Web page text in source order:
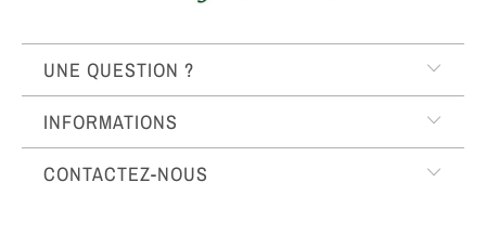
UNE QUESTION ?
INFORMATIONS
CONTACTEZ-NOUS